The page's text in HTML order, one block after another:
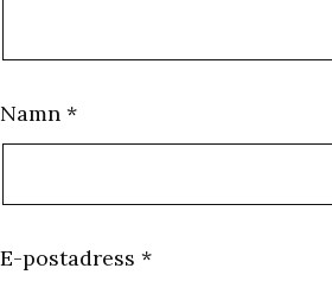
Namn *
E-postadress *